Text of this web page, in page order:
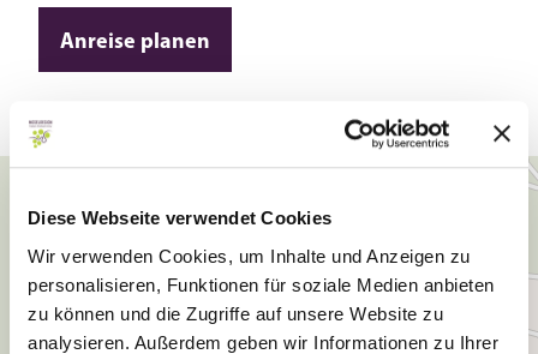
Diese Webseite verwendet Cookies
Wir verwenden Cookies, um Inhalte und Anzeigen zu
personalisieren, Funktionen für soziale Medien anbieten
zu können und die Zugriffe auf unsere Website zu
analysieren. Außerdem geben wir Informationen zu Ihrer
Anreise planen